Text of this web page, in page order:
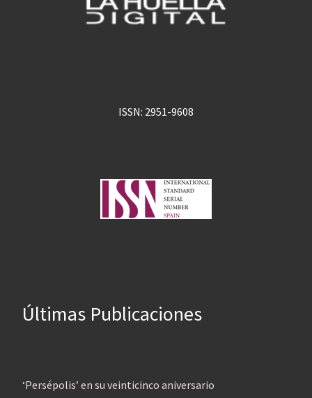
ISSN: 2951-9608
Últimas Publicaciones
‘Persépolis’ en su veinticinco aniversario